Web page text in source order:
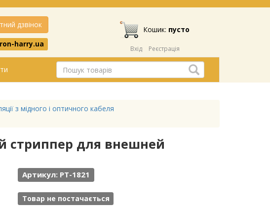
дзвінок
harry.ua
Кошик: пусто
Вхід Реєстрація
з мідного і оптичного кабеля
стриппер для внешней
Артикул: PT-1821
Товар не постачається